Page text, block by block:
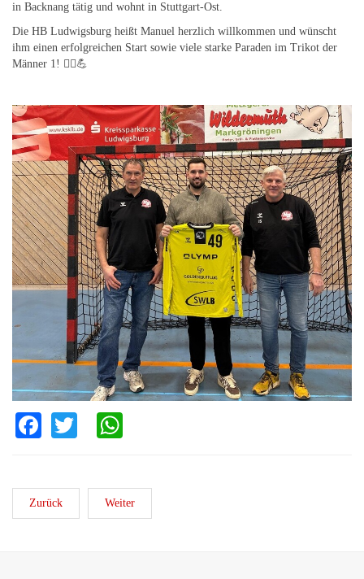
in Backnang tätig und wohnt in Stuttgart-Ost.
Die HB Ludwigsburg heißt Manuel herzlich willkommen und wünscht
ihm einen erfolgreichen Start sowie viele starke Paraden im Trikot der
Männer 1! 🤾‍♂️💪
Facebook
Twitter
Zurück Weiter